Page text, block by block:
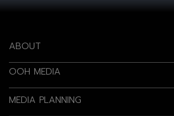
ABOUT
OOH MEDIA
MEDIA PLANNING